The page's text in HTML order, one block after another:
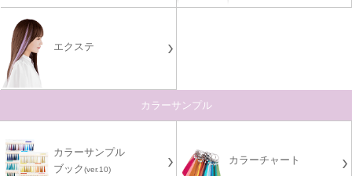
エクステ
カラーサンプル
カラーサンプル
ブック(ver.10)
カラーチャート